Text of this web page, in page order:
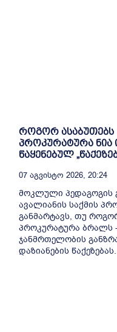
როგორ ასაბუთებს
პროკურატურა ნია
წაყენებულ
07 Აგვისტო 2026, 20:24
მოკლული პედაგოგის
ავალიანის საქმის
განმარტავს, თუ
პროკურატურა ბრალს
ჯანმრთელობის
დაზიანების